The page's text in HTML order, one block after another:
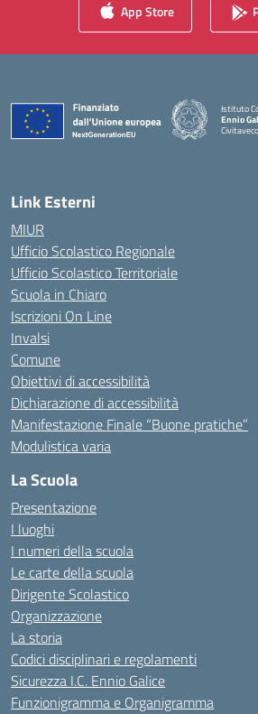
App Store
Istituto
Ennio
Link Esterni
MIUR
Ufficio Scolastico Regionale
Ufficio Scolastico Territoriale
Scuola in Chiaro
Iscrizioni On Line
Invalsi
Comune
Obiettivi di accessibilità
Dichiarazione di accessibilità
Manifestazione Finale “Buone pratiche”
Modulistica varia
La Scuola
Presentazione
I luoghi
I numeri della scuola
Le carte della scuola
Dirigente Scolastico
Organizzazione
La storia
Codici disciplinari e regolamenti
Sicurezza I.C. Ennio Galice
Funzionigramma e Organigramma